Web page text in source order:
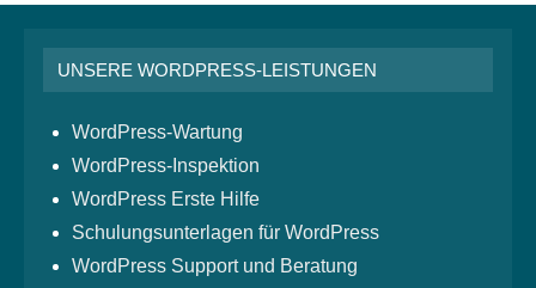
UNSERE WORDPRESS-LEISTUNGEN
WordPress-Wartung
WordPress-Inspektion
WordPress Erste Hilfe
Schulungsunterlagen für WordPress
WordPress Support und Beratung